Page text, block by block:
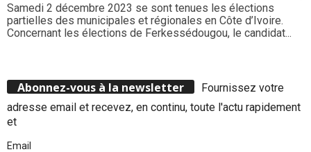
Samedi 2 décembre 2023 se sont tenues les élections
partielles des municipales et régionales en Côte d’Ivoire.
Concernant les élections de Ferkessédougou, le candidat...
Abonnez-vous à la newsletter
Fournissez votre
adresse email et recevez, en continu, toute l'actu rapidement
et
Email